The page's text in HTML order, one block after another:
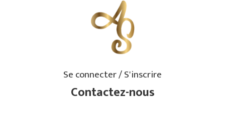
Se connecter / S'inscrire
Contactez-nous